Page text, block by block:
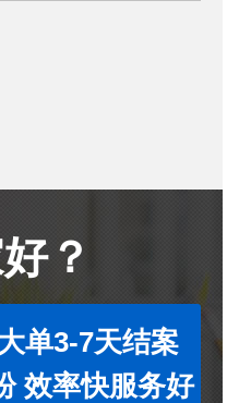
？
单3-7天结案
效率快服务好